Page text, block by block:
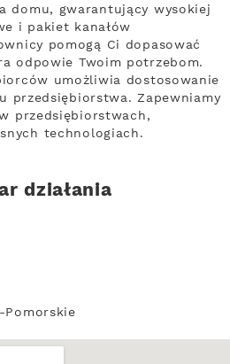
domu, gwarantujący wysokiej
i pakiet kanałów
pomogą Ci dopasować
odpowie Twoim potrzebom.
umożliwia dostosowanie
przedsiębiorstwa. Zapewniamy
przedsiębiorstwach,
technologiach.
działania
Pomorskie